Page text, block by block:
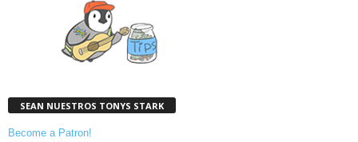
SEAN NUESTROS TONYS STARK
Become a Patron!